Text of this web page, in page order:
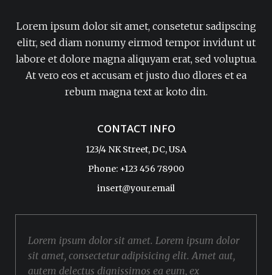
Lorem ipsum dolor sit amet, consetetur sadipscing
elitr, sed diam nonumy eirmod tempor invidunt ut
labore et dolore magna aliquyam erat, sed voluptua.
At vero eos et accusam et justo duo dlores et ea
rebum magna text ar koto din.
CONTACT INFO
123/4 NK Street, DC, USA
Phone: +123 456 78900
insert@your.email
Lorem ipsum dolor sit amet. Lorem ipsum dolor
sit amet, consectetur adipisicing elit. Amet aut,
autem delectus dignissimos ea eum, ex